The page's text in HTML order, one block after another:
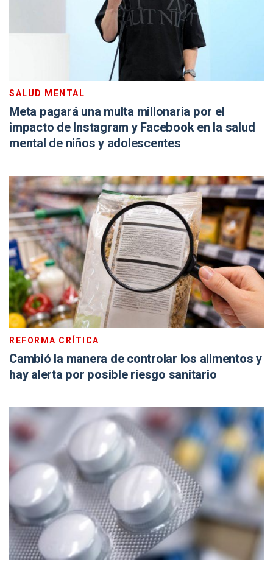
SALUD MENTAL
Meta pagará una multa millonaria por el
impacto de Instagram y Facebook en la salud
mental de niños y adolescentes
REFORMA CRÍTICA
Cambió la manera de controlar los alimentos y
hay alerta por posible riesgo sanitario